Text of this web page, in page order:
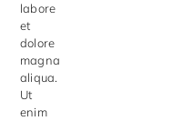
labore
et
dolore
magna
aliqua.
Ut
enim